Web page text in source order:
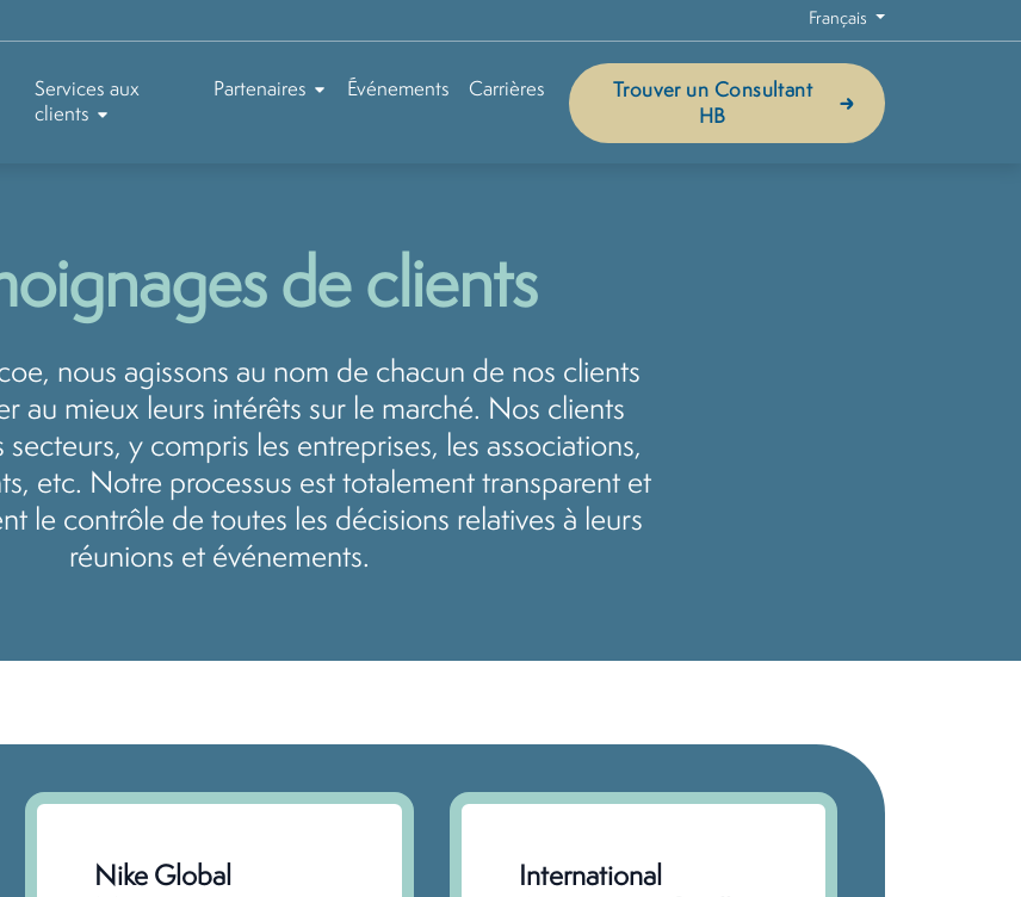
Français
Services aux
clients
Partenaires Événements Carrières
Trouver un Consultant
HB
de clients
nous agissons au nom de chacun de nos clients
au mieux leurs intérêts sur le marché. Nos clients
y compris les entreprises, les associations,
etc. Notre processus est totalement transparent et
le contrôle de toutes les décisions relatives à leurs
réunions et événements.
Nike Global
International